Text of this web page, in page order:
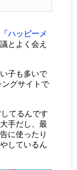
「ハッピーメ
とよく会え
子も多いで
グサイトで
てるんです
手だし、最
に使ったり
しているん